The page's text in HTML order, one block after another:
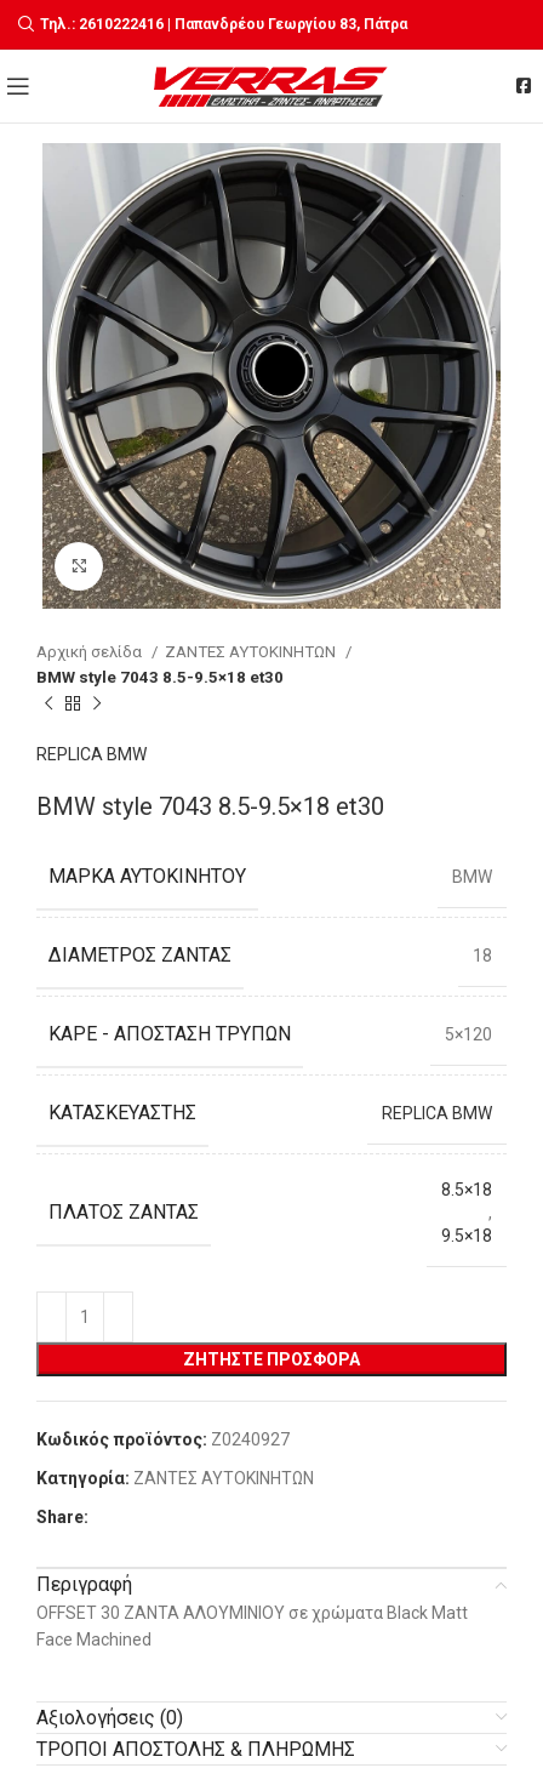
Τηλ.: 2610222416 | Παπανδρέου Γεωργίου 83, Πάτρα
Click to enlarge
Αρχική σελίδα
ΖΑΝΤΕΣ ΑΥΤΟΚΙΝΗΤΩΝ
BMW style 7043 8.5-9.5×18 et30
REPLICA BMW
BMW style 7043 8.5-9.5×18 et30
ΜΆΡΚΑ ΑΥΤΟΚΙΝΉΤΟΥ BMW
ΔΙΆΜΕΤΡΟΣ ΖΆΝΤΑΣ 18
ΚΑΡΈ - ΑΠΌΣΤΑΣΗ ΤΡΥΠΏΝ 5×120
ΚΑΤΑΣΚΕΥΑΣΤΉΣ REPLICA BMW
ΠΛΆΤΟΣ ΖΆΝΤΑΣ
8.5×18
,
9.5×18
ΖΗΤΉΣΤΕ ΠΡΟΣΦΟΡΆ
Κωδικός προϊόντος: Z0240927
Κατηγορία: ΖΑΝΤΕΣ ΑΥΤΟΚΙΝΗΤΩΝ
Share:
Περιγραφή
OFFSET 30 ΖΑΝΤΑ ΑΛΟΥΜΙΝΙΟΥ σε χρώματα Black Matt
Face Machined
Αξιολογήσεις (0)
ΤΡΟΠΟΙ ΑΠΟΣΤΟΛΗΣ & ΠΛΗΡΩΜΗΣ